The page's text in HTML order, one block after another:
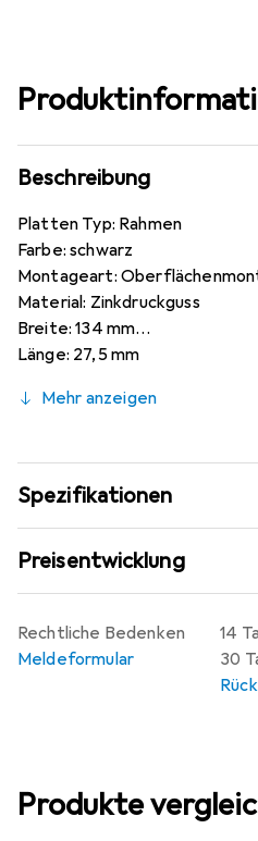
Beschreibung
Platten Typ: Rahmen
Farbe: schwarz
Montageart:
Material: Zinkdruckguss
Breite: 134 mm
Länge: 27,5 mm
Blendenmontagetyp:
Mehr anzeigen
Spezifikationen
Preisentwicklung
14
30
Rechtliche Bedenken
Meldeformular
Produkte